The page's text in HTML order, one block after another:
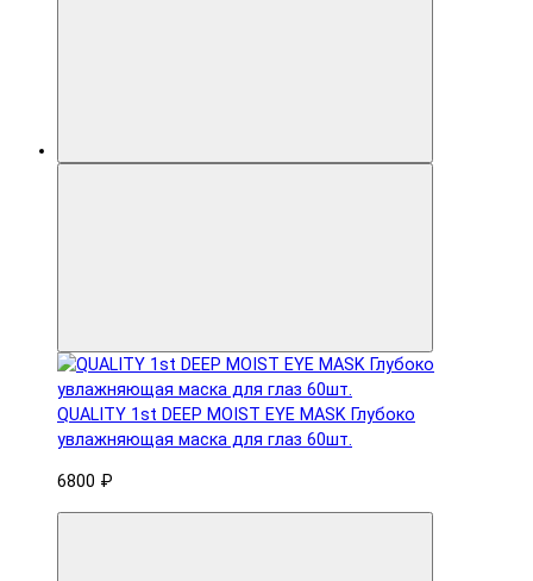
QUALITY 1st DEEP MOIST EYE MASK Глубоко
увлажняющая маска для глаз 60шт.
6800 ₽